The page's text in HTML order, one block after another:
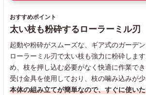
おすすめポイント
太い枝も粉砕するローラーミル刃
起動や粉砕がスムーズな、ギア式のガーデン
ローラーミル刃で太い枝も強力に粉砕しま
め、枝を押し込む必要がなく快適に作業で
受け金具を使用しており、枝の噛み込みが少
本体の組み立てが簡単なので、すぐに使い